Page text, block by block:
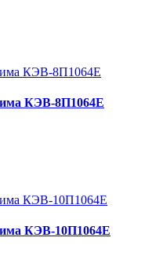
КЭВ-8П1064E
КЭВ-10П1064E